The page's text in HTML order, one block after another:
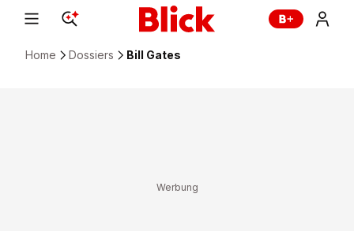
Home Dossiers Bill Gates